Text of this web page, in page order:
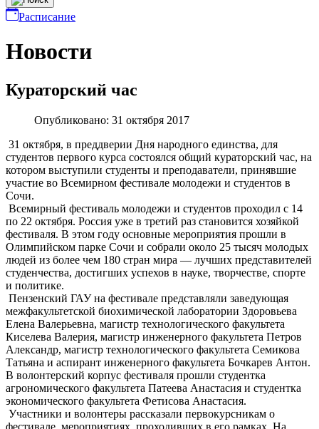
Расписание
Новости
Кураторский час
Опубликовано: 31 октября 2017
31 октября, в преддверии Дня народного единства, для
студентов первого курса состоялся общий кураторский час, на
котором выступили студенты и преподаватели, принявшие
участие во Всемирном фестивале молодежи и студентов в
Сочи.
Всемирный фестиваль молодежи и студентов проходил с 14
по 22 октября. Россия уже в третий раз становится хозяйкой
фестиваля. В этом году основные мероприятия прошли в
Олимпийском парке Сочи и собрали около 25 тысяч молодых
людей из более чем 180 стран мира — лучших представителей
студенчества, достигших успехов в науке, творчестве, спорте
и политике.
Пензенский ГАУ на фестивале представляли заведующая
межфакультетской биохимической лаборатории Здоровьева
Елена Валерьевна, магистр технологического факультета
Киселева Валерия, магистр инженерного факультета Петров
Александр, магистр технологического факультета Семикова
Татьяна и аспирант инженерного факультета Бочкарев Антон.
В волонтерский корпус фестиваля прошли студентка
агрономического факультета Патеева Анастасия и студентка
экономического факультета Фетисова Анастасия.
Участники и волонтеры рассказали первокурсникам о
фестивале, мероприятиях, проходивших в его рамках. На